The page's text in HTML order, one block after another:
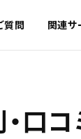
質問 関連サ
口コ